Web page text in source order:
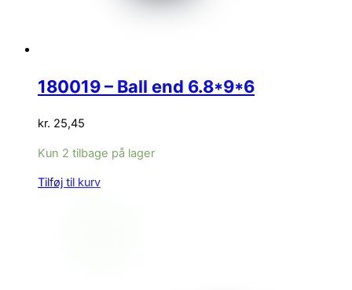
180019 – Ball end 6.8*9*6
kr. 25,45
Kun 2 tilbage på lager
Tilføj til kurv